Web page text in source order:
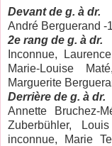
Devant de g. à dr.
André Berguerand -
2e rang de g. à dr.
Inconnue,
Marie-Louise
Marguerite
Derrière de g. à dr.
Annette Bruchez-
Zuberbühler,
inconnue, Marie